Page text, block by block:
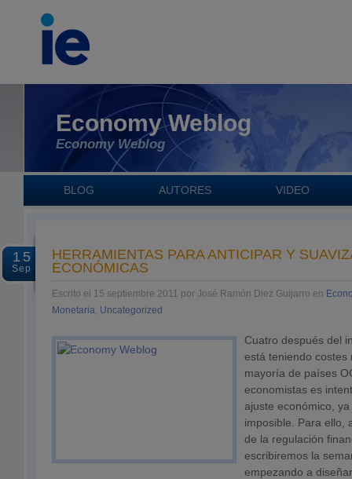
Economy Weblog
Economy Weblog
BLOG AUTORES VIDEO
15
Sep
HERRAMIENTAS PARA ANTICIPAR Y
ECONÓMICAS
Escrito el 15 septiembre 2011 por José Ramón Diez Guijarro en
Monetaria, Uncategorized
Cuatro después del
está teniendo costes
mayoría de países
economistas es
ajuste económico,
imposible. Para ello,
de la regulación
escribiremos la
empezando a